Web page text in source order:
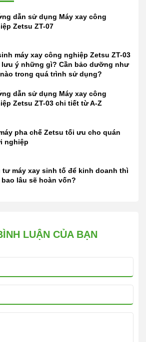
dẫn sử dụng Máy xay công
Zetsu ZT-07
máy xay công nghiệp Zetsu ZT-03
lưu ý những gì? Cần bảo dưỡng như
trong quá trình sử dụng?
dẫn sử dụng Máy xay công
Zetsu ZT-03 chi tiết từ A-Z
pha chế Zetsu tối ưu cho quán
nghiệp
tư máy xay sinh tố để kinh doanh thì
bao lâu sẽ hoàn vốn?
LUẬN CỦA BẠN